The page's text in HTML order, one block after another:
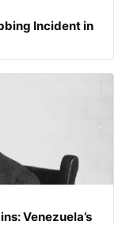
Incident in
Venezuela’s